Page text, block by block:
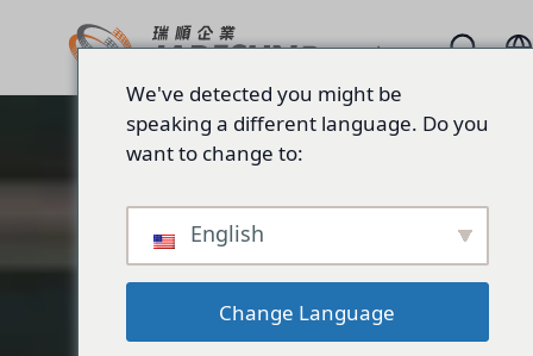
We've detected you might be
speaking a different language. Do you
want to change to:
English
Change Language